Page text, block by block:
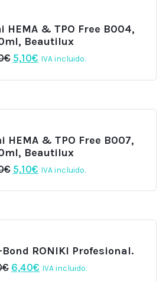
HEMA & TPO Free B004,
Beautilux
€ El
original
5,10€El
actual
IVA incluido.
HEMA & TPO Free B007,
Beautilux
€ El
original
5,10€El
actual
IVA incluido.
RONIKI Profesional.
€ El
6,40€ El
IVA incluido.